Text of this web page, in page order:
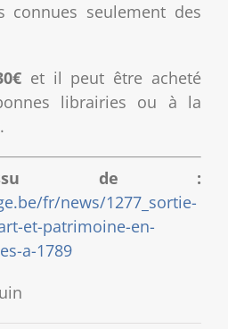
connues seulement des
et il peut être acheté
librairies ou à la
issu de :
fr/news/1277_sortie-
et-patrimoine-en-
a-1789